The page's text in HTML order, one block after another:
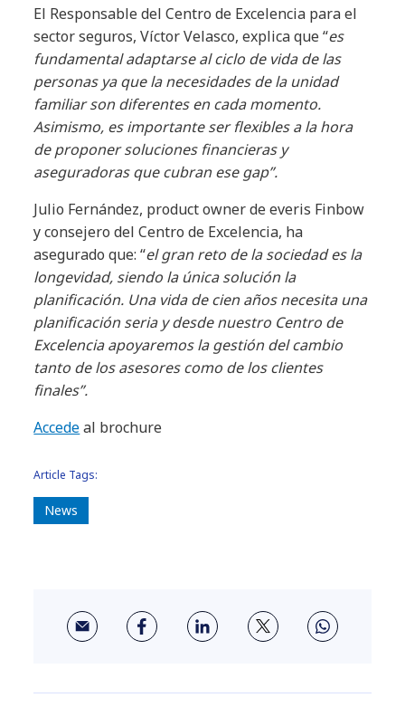
El Responsable del Centro de Excelencia para el
sector seguros, Víctor Velasco, explica que “es
fundamental adaptarse al ciclo de vida de las
personas ya que la necesidades de la unidad
familiar son diferentes en cada momento.
Asimismo, es importante ser flexibles a la hora
de proponer soluciones financieras y
aseguradoras que cubran ese gap”.
Julio Fernández, product owner de everis Finbow
y consejero del Centro de Excelencia, ha
asegurado que: “el gran reto de la sociedad es la
longevidad, siendo la única solución la
planificación. Una vida de cien años necesita una
planificación seria y desde nuestro Centro de
Excelencia apoyaremos la gestión del cambio
tanto de los asesores como de los clientes
finales”.
Accedeal brochure
Article Tags:
News